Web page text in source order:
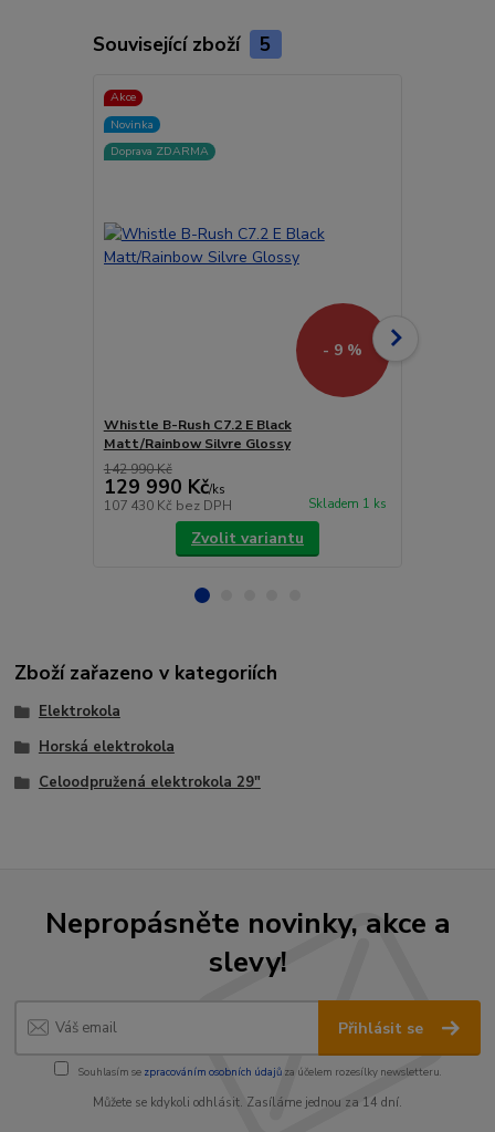
Související zboží 5
Akce
Novinka
Doprava ZDARMA
- 9 %
Whistle B-Rush C7.2 E Black
Matt/Rainbow Silvre Glossy
142 990 Kč
129 990 Kč/ks
107 430 Kč bez DPH Skladem 1 ks
Zvolit variantu
Zboží zařazeno v kategoriích
Elektrokola
Horská elektrokola
Celoodpružená elektrokola 29"
Nepropásněte novinky, akce a
slevy!
Přihlásit se
Souhlasím se zpracováním osobních údajůza účelem rozesílky newsletteru.
Můžete se kdykoli odhlásit. Zasíláme jednou za 14 dní.